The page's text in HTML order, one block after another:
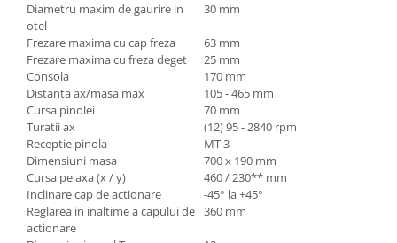
Mandrină cu 4 fălci din fontă
Mandrină cu 4 fălci din otel
Seturi de unelte pentru strungarie
Standuri pentru strunguri
Instrumente de prindere
Dispozitive de prindere pentru
unelte
Elemente de prindere mecanică
Fălci pentru PHV / VHV
Menghine
Diametru maxim de gaurire in
otel
30 mm
Frezare maxima cu cap freza
63 mm
Frezare maxima cu freza deget
25 mm
Consola
170 mm
Distanta ax/masa max
105 - 465 mm
Cursa pinolei
70 mm
Turatii ax
(12) 95 - 2840 rpm
Receptie pinola
MT 3
Dimensiuni masa
700 x 190 mm
Cursa pe axa (x / y)
460 / 230** mm
Inclinare cap de actionare
-45° la +45°
Reglarea in inaltime a capului de
actionare
360 mm